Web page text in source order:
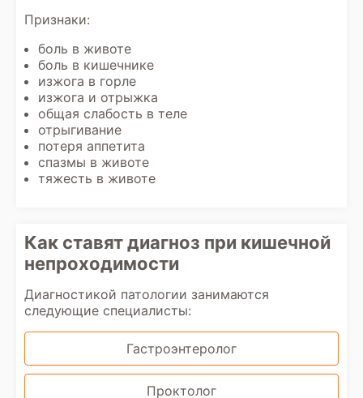
Признаки:
боль в животе
боль в кишечнике
изжога в горле
изжога и отрыжка
общая слабость в теле
отрыгивание
потеря аппетита
спазмы в животе
тяжесть в животе
Как ставят диагноз при кишечной
непроходимости
Диагностикой патологии занимаются
следующие специалисты:
Гастроэнтеролог
Проктолог